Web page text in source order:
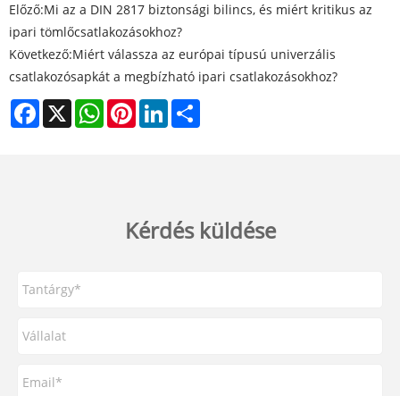
Előző:Mi az a DIN 2817 biztonsági bilincs, és miért kritikus az
ipari tömlőcsatlakozásokhoz?
Következő:Miért válassza az európai típusú univerzális
csatlakozósapkát a megbízható ipari csatlakozásokhoz?
Facebook
X WhatsAppPinterestLinkedIn
Kérdés küldése